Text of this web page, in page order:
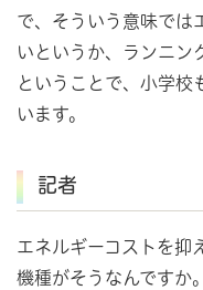
で、そういう意味では
いというか、ランニン
ということで、小学校
います。
記者
エネルギーコストを抑
機種がそうなんですか